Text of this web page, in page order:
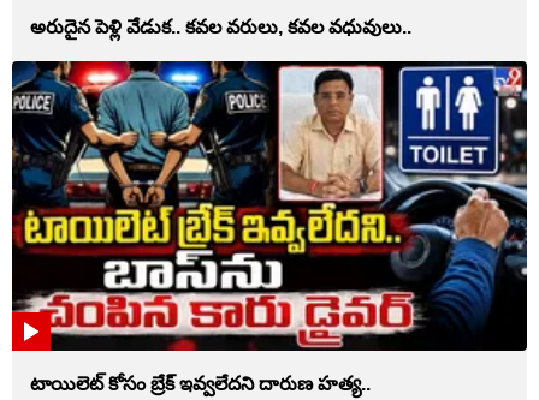
అరుదైన పెళ్లి వేడుక.. కవల వరులు, కవల వధువులు..
టాయిలెట్‌ కోసం బ్రేక్‌ ఇవ్వలేదని దారుణ హత్య..